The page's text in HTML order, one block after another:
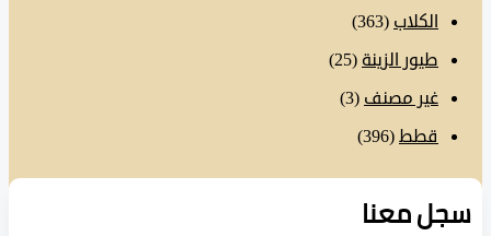
الكلاب(363)
طيور الزينة (25)
غير مصنف(3)
قطط
(396)
معنا